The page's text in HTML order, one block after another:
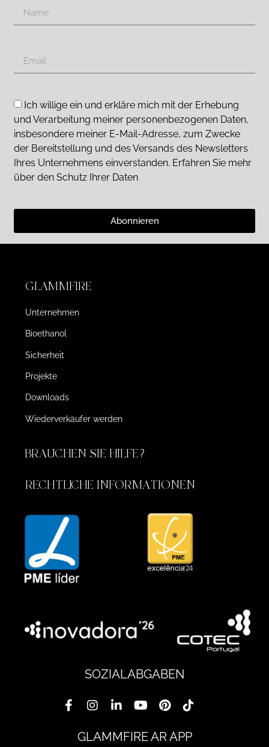
Ich willige ein und erkläre mich mit der Erhebung
und Verarbeitung meiner personenbezogenen Daten,
insbesondere meiner E-Mail-Adresse, zum Zwecke
der Bereitstellung und des Versands des Newsletters
Ihres Unternehmens einverstanden. Erfahren Sie mehr
über den Schutz Ihrer Daten
Abonnieren
GLAMMFIRE
Unternehmen
Bioethanol
Sicherheit
Projekte
Downloads
Wiederverkäufer werden
BRAUCHEN SIE HILFE?
RECHTLICHE INFORMATIONEN
SOZIALABGABEN
GLAMMFIRE AR APP